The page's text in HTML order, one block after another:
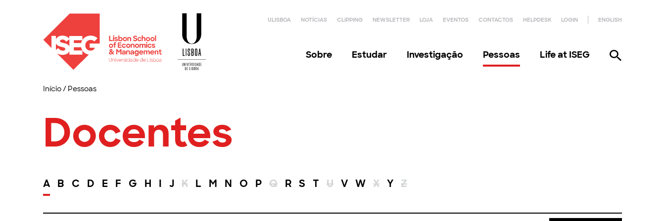
ULISBOA NOTÍCIAS CLIPPING NEWSLETTER LOJA EVENTOS CONTACTOS HELPDESK LOGIN ENGLISH
Sobre Estudar Investigação Pessoas Life at ISEG
Início/ Pessoas
Docentes
A B C D E F G H I J K L M N O P Q R S T U V W X Y Z